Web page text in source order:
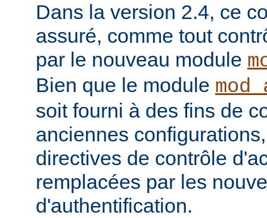
Dans la version 2.4, ce
assuré, comme tout
par le nouveau module
Bien que le module
soit fourni à des fins de
anciennes
directives de contrôle
remplacées par les
d'authentification.